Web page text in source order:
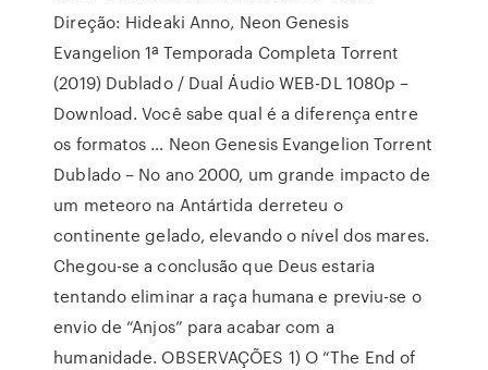
Direção: Hideaki Anno, Neon Genesis
Evangelion 1ª Temporada Completa Torrent
(2019) Dublado / Dual Áudio WEB-DL 1080p –
Download. Você sabe qual é a diferença entre
os formatos … Neon Genesis Evangelion Torrent
Dublado – No ano 2000, um grande impacto de
um meteoro na Antártida derreteu o
continente gelado, elevando o nível dos mares.
Chegou-se a conclusão que Deus estaria
tentando eliminar a raça humana e previu-se o
envio de “Anjos” para acabar com a
humanidade. OBSERVAÇÕES 1) O “The End of